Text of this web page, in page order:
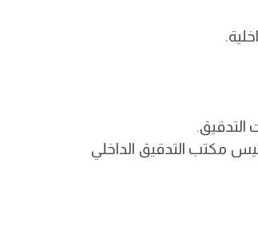
التدقيق.
مكتب التدقيق الداخلي